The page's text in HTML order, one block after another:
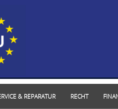
& REPARATUR RECHT